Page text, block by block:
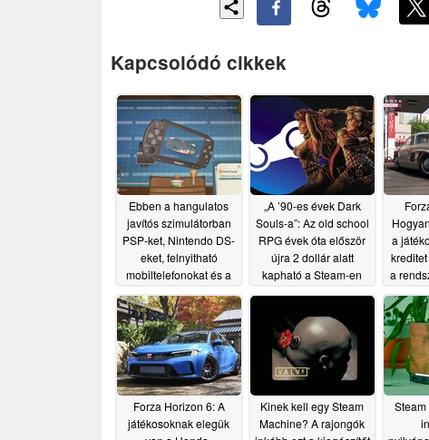
Kapcsolódó cikkek
Ebben a hangulatos
javítós szimulátorban
PSP-ket, Nintendo DS-
eket, felnyitható
mobiltelefonokat és a
Akihabarában jellemző
retro kütyüket javíthatsz
06/20/2026
„A ’90-es évek Dark
Souls-a”: Az old school
RPG évek óta először
újra 2 dollár alatt
kapható a Steam-en
06/17/2026
a
a
Forza Horizon 6: A
játékosoknak elegük
Kinek kell egy Steam
Machine? A rajongók